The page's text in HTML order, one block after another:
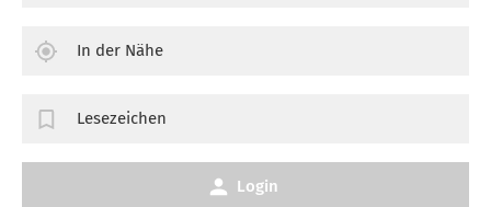
In der Nähe
Lesezeichen
Login